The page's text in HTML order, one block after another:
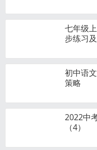
七年级
步练习
初中语
策略
2022中
（4）